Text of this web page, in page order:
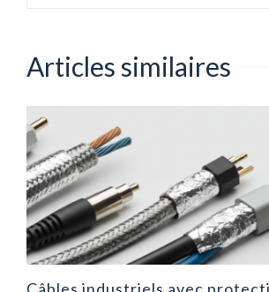
Articles similaires